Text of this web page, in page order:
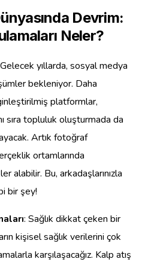
Devrim:
Neler?
yıllarda, sosyal medya
bekleniyor. Daha
platformlar,
sıra topluluk oluşturmada da
Artık fotoğraf
ortamlarında
alabilir. Bu, arkadaşlarınızla
bir şey!
: Sağlık dikkat çeken bir
kişisel sağlık verilerini çok
karşılaşacağız. Kalp atış